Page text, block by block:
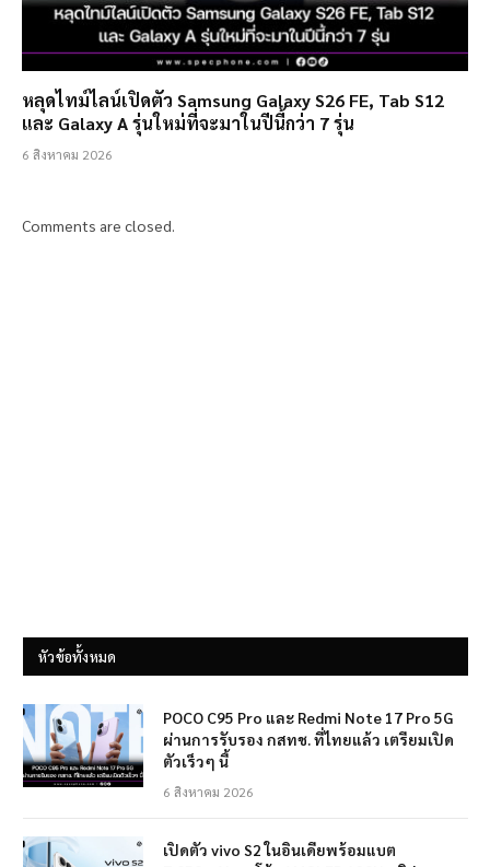
หลุดไทม์ไลน์เปิดตัว Samsung Galaxy S26 FE, Tab S12
และ Galaxy A รุ่นใหม่ที่จะมาในปีนี้กว่า 7 รุ่น
6 สิงหาคม 2026
Comments are closed.
หัวข้อทั้งหมด
POCO C95 Pro และ Redmi Note 17 Pro 5G
ผ่านการรับรอง กสทช. ที่ไทยแล้ว เตรียมเปิด
ตัวเร็วๆ นี้
6 สิงหาคม 2026
เปิดตัว vivo S2 ในอินเดียพร้อมแบต